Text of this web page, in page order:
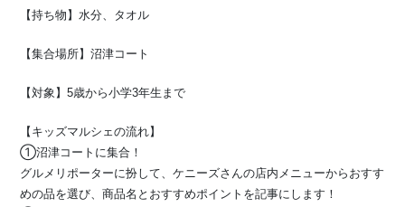
【持ち物】水分、タオル
【集合場所】沼津コート
【対象】5歳から小学3年生まで
【キッズマルシェの流れ】
①沼津コートに集合！
グルメリポーターに扮して、ケニーズさんの店内メニューからおすす
めの品を選び、商品名とおすすめポイントを記事にします！